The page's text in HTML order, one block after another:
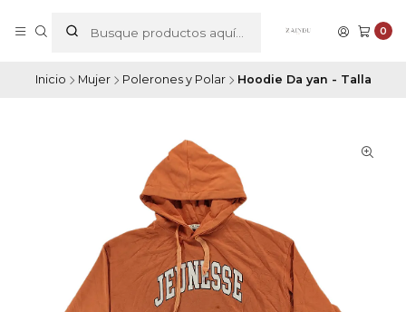
0
Inicio Mujer Polerones y Polar Hoodie Da yan - Talla